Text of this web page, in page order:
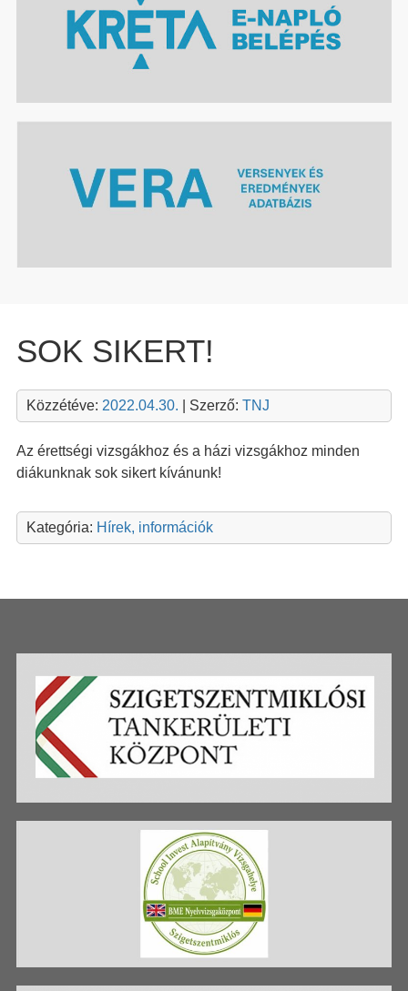
SOK SIKERT!
Közzétéve: 2022.04.30. | Szerző: TNJ
Az érettségi vizsgákhoz és a házi vizsgákhoz minden
diákunknak sok sikert kívánunk!
Kategória: Hírek, információk